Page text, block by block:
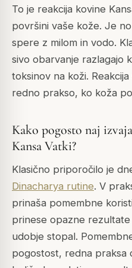
To je reakcija kovine
površini vaše kože. Je
spere z milom in vodo.
sivo obarvanje razlagajo
toksinov na koži.
redno prakso, ko koža
Kako pogosto naj
Kansa Vatki?
Klasično priporočilo je
Dinacharya rutine. V
prinaša pomembne
prinese opazne
udobje stopal.
pogostost, redna praksa